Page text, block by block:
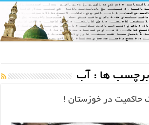
برچسب ها : آب
حاکمیت در خوزستان !